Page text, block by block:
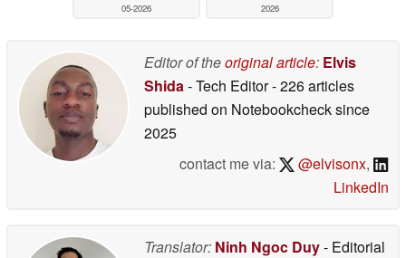
05-2026
2026
Editor of theoriginal article: Elvis
Shida - Tech Editor- 226 articles
published on Notebookchecksince
2025
contact me via:
@elvisonx,
LinkedIn
Translator: Ninh Ngoc Duy- Editorial